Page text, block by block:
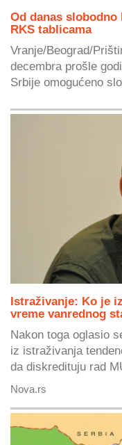
Od danas
RKS tablicama
Vranje/Beograd/
decembra prošle
Srbije omogućeno
Istraživanje: Ko je
vreme vanrednog
Nakon toga oglasio
iz istraživanja
da diskredituju rad
Nova.rs